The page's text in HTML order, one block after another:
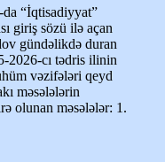
“İqtisadiyyat”
giriş sözü ilə açan
gündəlikdə duran
2026-cı tədris ilinin
vəzifələri qeyd
məsələlərin
olunan məsələlər: 1.